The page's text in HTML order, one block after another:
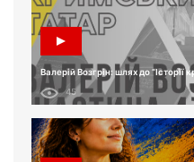
Валерій Возгрін: шлях до “Історії
45